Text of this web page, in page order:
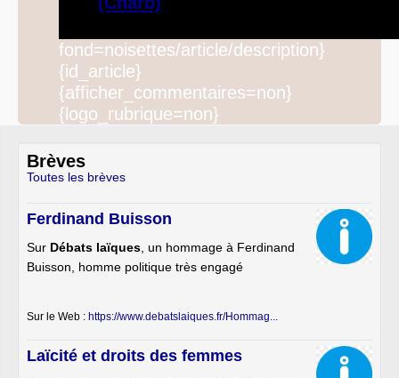
fond=noisettes/article/description}
{id_article}
{afficher_commentaires=non}
{logo_rubrique=non}
Brèves
Toutes les brèves
Ferdinand Buisson
Sur Débats laïques , un hommage à Ferdinand
Buisson, homme politique très engagé
Sur le Web : https://www.debatslaiques.fr/Hommag...
Laïcité et droits des femmes